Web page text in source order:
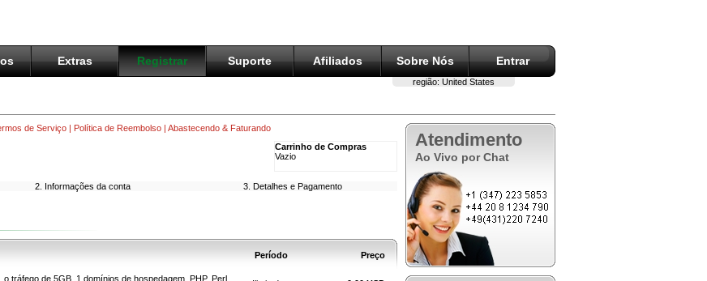
Extras Registrar Suporte Afiliados Sobre Nós Entrar
região: United States
Atendimento
Ao Vivo por Chat